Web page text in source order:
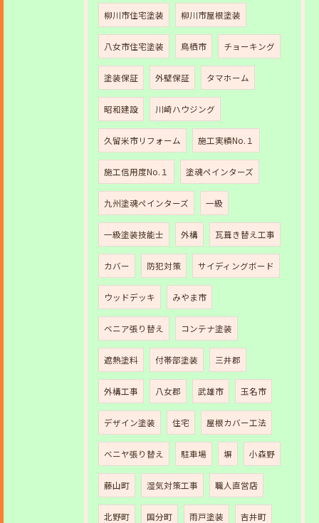
柳川市住宅塗装 柳川市屋根塗装
八女市住宅塗装 鳥栖市 チョーキング
塗装保証 外壁保証 タマホーム
昭和建設 川崎ハウジング
久留米市リフォーム 施工実績No.１
施工信用度No.１ 塗魂ペインターズ
九州塗魂ペインターズ 一級
一級塗装技能士 外構 瓦葺き替え工事
カバー 防犯対策 サイディングボード
ウッドデッキ みやま市
ベニア張り替え コンテナ塗装
遮熱塗料 付帯部塗装 三井郡
外構工事 八女郡 武雄市 玉名市
デザイン塗装 住宅 屋根カバー工法
ベニヤ張り替え 駐車場 塀 小森野
藤山町 湿気対策工事 職人直営店
北野町 国分町 雨戸塗装 吉井町